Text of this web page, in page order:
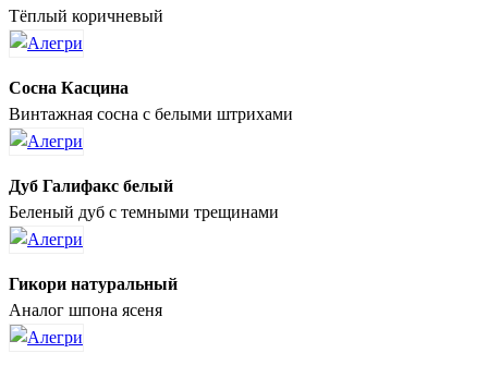
Тёплый коричневый
Сосна Касцина
Винтажная сосна с белыми штрихами
Дуб Галифакс белый
Беленый дуб с темными трещинами
Гикори натуральный
Аналог шпона ясеня